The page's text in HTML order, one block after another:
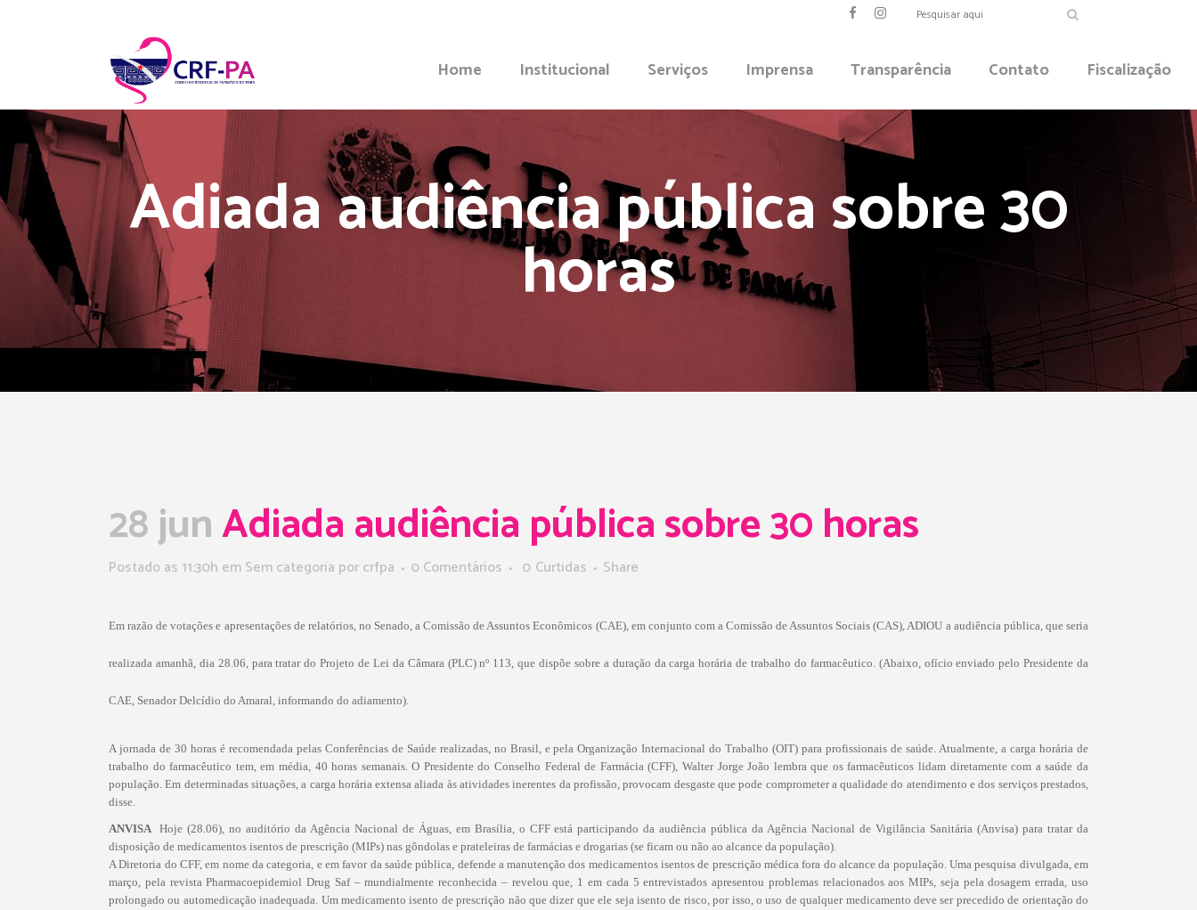
Home Institucional Serviços Imprensa Transparência Contato Fiscalização
Adiada audiência pública sobre 30
horas
28 junAdiada audiência pública sobre 30 horas
Postado as 11:30h em Sem categoria porcrfpa 0 Comentários 0 Curtidas Share
Em razão de votações e apresentações de relatórios, no Senado, a Comissão de Assuntos Econômicos (CAE), em conjunto com a Comissão de Assuntos Sociais (CAS), ADIOU a audiência pública, que seria
realizada amanhã, dia 28.06, para tratar do Projeto de Lei da Câmara (PLC) nº 113, que dispõe sobre a duração da carga horária de trabalho do farmacêutico. (Abaixo, ofício enviado pelo Presidente da
CAE, Senador Delcídio do Amaral, informando do adiamento).
A jornada de 30 horas é recomendada pelas Conferências de Saúde realizadas, no Brasil, e pela Organização Internacional do Trabalho (OIT) para profissionais de saúde. Atualmente, a carga horária de
trabalho do farmacêutico tem, em média, 40 horas semanais. O Presidente do Conselho Federal de Farmácia (CFF), Walter Jorge João lembra que os farmacêuticos lidam diretamente com a saúde da
população. Em determinadas situações, a carga horária extensa aliada às atividades inerentes da profissão, provocam desgaste que pode comprometer a qualidade do atendimento e dos serviços prestados,
disse.
ANVISA  Hoje (28.06), no auditório da Agência Nacional de Águas, em Brasília, o CFF está participando da audiência pública da Agência Nacional de Vigilância Sanitária (Anvisa) para tratar da
disposição de medicamentos isentos de prescrição (MIPs) nas gôndolas e prateleiras de farmácias e drogarias (se ficam ou não ao alcance da população).
A Diretoria do CFF, em nome da categoria, e em favor da saúde pública, defende a manutenção dos medicamentos isentos de prescrição médica fora do alcance da população. Uma pesquisa divulgada, em
março, pela revista Pharmacoepidemiol Drug Saf – mundialmente reconhecida – revelou que, 1 em cada 5 entrevistados apresentou problemas relacionados aos MIPs, seja pela dosagem errada, uso
prolongado ou automedicação inadequada. Um medicamento isento de prescrição não que dizer que ele seja isento de risco, por isso, o uso de qualquer medicamento deve ser precedido de orientação do